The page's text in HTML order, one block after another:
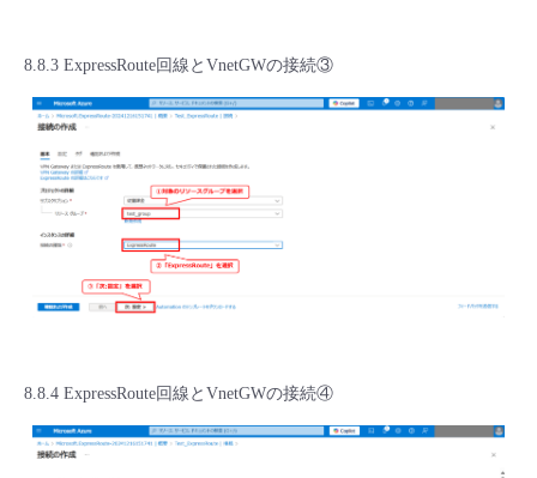
8.8.3 ExpressRoute回線とVnetGWの接続③
8.8.4 ExpressRoute回線とVnetGWの接続④